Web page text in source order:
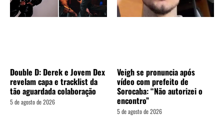
Double D: Derek e Jovem Dex
revelam capa e tracklist da
tão aguardada colaboração
5 de agosto de 2026
Veigh se pronuncia após
vídeo com prefeito de
Sorocaba: “Não autorizei o
encontro”
5 de agosto de 2026